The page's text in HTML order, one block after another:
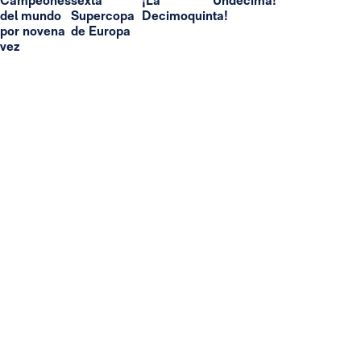
del mundo
por novena
vez
Supercopa
de Europa
Decimoquinta!